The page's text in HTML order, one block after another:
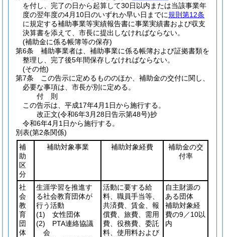
を付し、完了の日から起算して30日以内または当該事業年
度の翌年度の4月10日のいずれか早い日までに規則第12条
に規定する補助事業等実績報告書に事業実績書および収支
決算書を添えて、市長に提出しなければならない。
(補助金に係る帳簿等の保存)
第6条
補助事業者は、補助事業に係る帳簿および証拠書類を
整理し、完了後5年間保存しなければならない。
(その他)
第7条
この告示に定めるもののほか、補助金の交付に関し、
必要な事項は、市長が別に定める。
付 則
この告示は、平成17年4月1日から施行する。
改正文(令和6年3月28日告示第48号)抄
令和6年4月1日から施行する。
別表(第2条関係)
補
助
区
分
補助対象事業 補助対象経費
補助金の交
付率
社
会
教
育
団
体
生涯学習を推進す
る社会教育団体が
行う活動
(1) 女性団体
(2) PTA連絡協議
会
活動に要する給
料、職員手当等、
共済費、賃金、報
償費、旅費、需用
費、役務費、委託
料、使用料および
自主財源の
ある団体
補助対象経
費の9／10以
内